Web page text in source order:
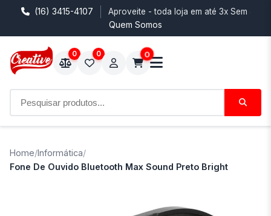
(16) 3415-4107 Aproveite - toda loja em até 3x Sem
Quem Somos
0 0 0
Home/Informática/
Fone De Ouvido Bluetooth Max Sound Preto Bright